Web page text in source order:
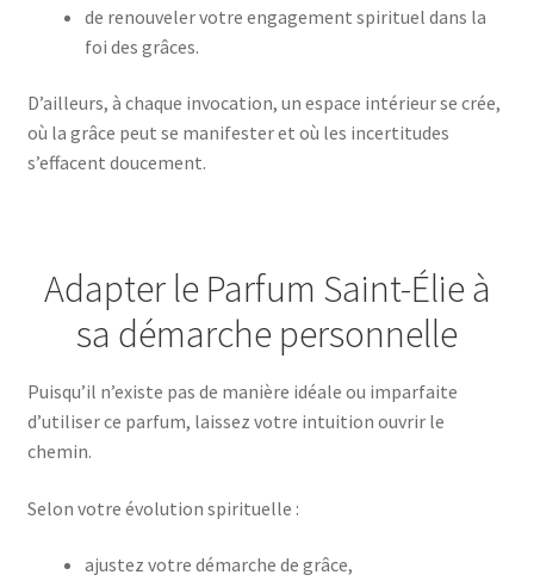
de renouveler votre engagement spirituel dans la
foi des grâces.
D’ailleurs, à chaque invocation, un espace intérieur se crée,
où la grâce peut se manifester et où les incertitudes
s’effacent doucement.
Adapter le Parfum Saint-Élie à
sa démarche personnelle
Puisqu’il n’existe pas de manière idéale ou imparfaite
d’utiliser ce parfum, laissez votre intuition ouvrir le
chemin.
Selon votre évolution spirituelle :
ajustez votre démarche de grâce,